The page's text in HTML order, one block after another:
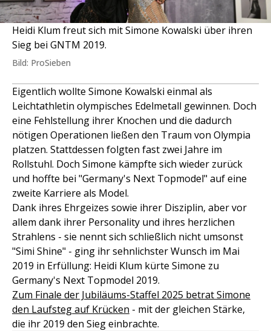
Heidi Klum freut sich mit Simone Kowalski über ihren
Sieg bei GNTM 2019.
Bild: ProSieben
Eigentlich wollte Simone Kowalski einmal als
Leichtathletin olympisches Edelmetall gewinnen. Doch
eine Fehlstellung ihrer Knochen und die dadurch
nötigen Operationen ließen den Traum von Olympia
platzen. Stattdessen folgten fast zwei Jahre im
Rollstuhl. Doch Simone kämpfte sich wieder zurück
und hoffte bei "Germany's Next Topmodel" auf eine
zweite Karriere als Model.
Dank ihres Ehrgeizes sowie ihrer Disziplin, aber vor
allem dank ihrer Personality und ihres herzlichen
Strahlens - sie nennt sich schließlich nicht umsonst
"Simi Shine" - ging ihr sehnlichster Wunsch im Mai
2019 in Erfüllung: Heidi Klum kürte Simone zu
Germany's Next Topmodel 2019.
Zum Finale der Jubiläums-Staffel 2025 betrat Simone
den Laufsteg auf Krücken - mit der gleichen Stärke,
die ihr 2019 den Sieg einbrachte.